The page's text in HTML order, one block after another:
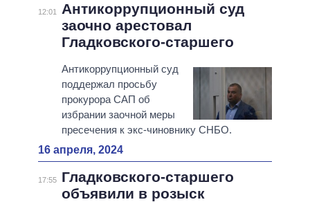
12:01
Антикоррупционный суд
заочно арестовал
Гладковского-старшего
Антикоррупционный суд
поддержал просьбу
прокурора САП об
избрании заочной меры
пресечения к экс-чиновнику СНБО.
16 апреля, 2024
17:55
Гладковского-старшего
объявили в розыск